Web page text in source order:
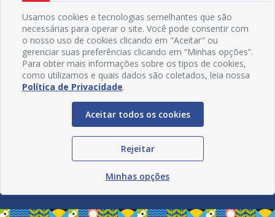
Redes Sociais
Usamos cookies e tecnologias semelhantes que são
necessárias para operar o site. Você pode consentir com
o nosso uso de cookies clicando em "Aceitar" ou
gerenciar suas preferências clicando em “Minhas opções”.
Para obter mais informações sobre os tipos de cookies,
como utilizamos e quais dados são coletados, leia nossa
Política de Privacidade.
Aceitar todos os cookies
Rejeitar
Minhas opções